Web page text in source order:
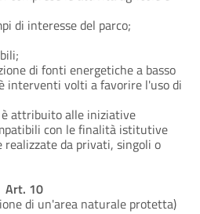
di interesse del parco;
di fonti energetiche a basso
interventi volti a favorire l'uso di
attribuito alle iniziative
con le finalità istitutive
da privati, singoli o
Art. 10
di un'area naturale protetta)